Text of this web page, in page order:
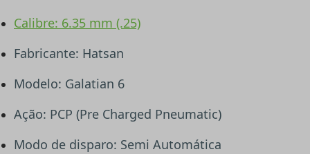
Calibre: 6.35 mm (.25)
Fabricante: Hatsan
Modelo: Galatian 6
Ação: PCP (Pre Charged Pneumatic)
Modo de disparo: Semi Automática